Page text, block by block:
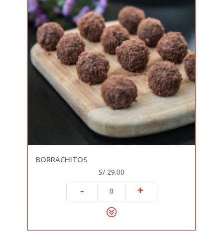
BORRACHITOS
S/ 29.00
- 0 +